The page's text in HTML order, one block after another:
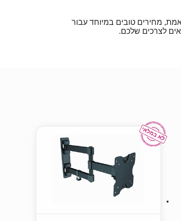
מחירים טובים במיוחד עבור
לצרכים שלכם.